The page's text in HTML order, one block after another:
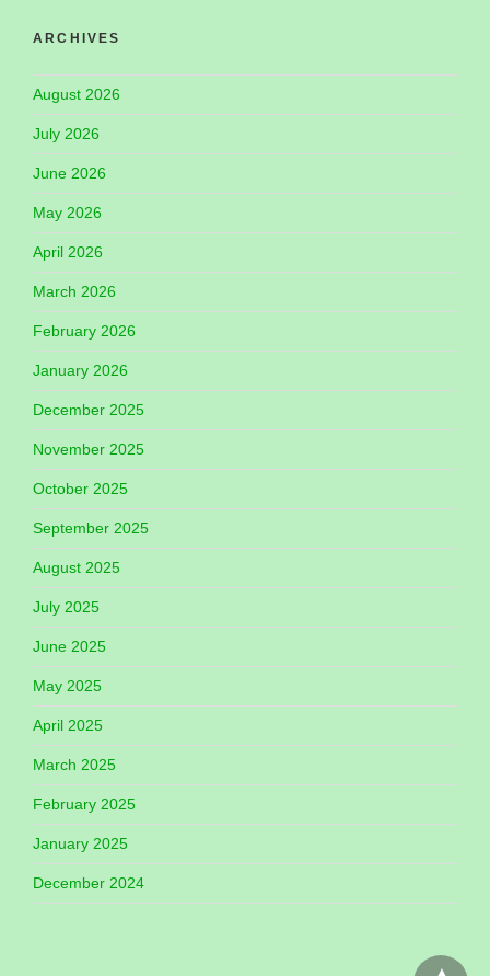
ARCHIVES
August 2026
July 2026
June 2026
May 2026
April 2026
March 2026
February 2026
January 2026
December 2025
November 2025
October 2025
September 2025
August 2025
July 2025
June 2025
May 2025
April 2025
March 2025
February 2025
January 2025
December 2024